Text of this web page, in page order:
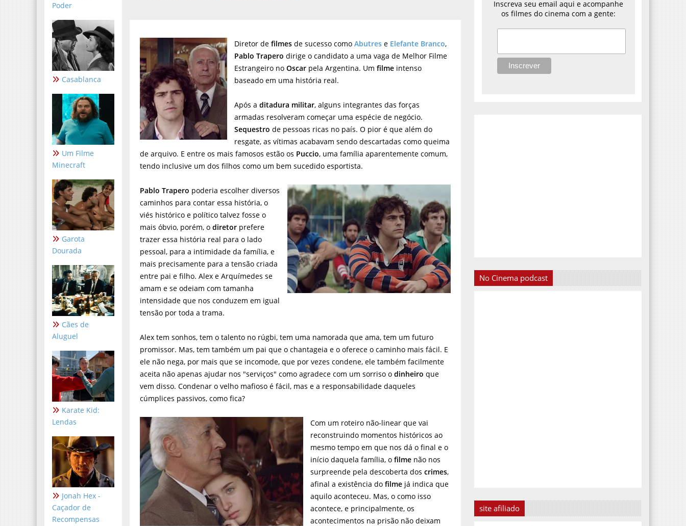
Poder
Casablanca
Um Filme
Minecraft
Garota
Dourada
Cães de
Aluguel
Karate Kid:
Lendas
Jonah Hex -
Caçador de
Recompensas
Diretor defilmes de sucesso comoAbutres e Elefante Branco,
Pablo Trapero dirige o candidato a uma vaga de Melhor Filme
Estrangeiro noOscar pela Argentina. Umfilme intenso
baseado em uma história real.
Após aditadura militar, alguns integrantes das forças
armadas resolveram começar uma espécie de negócio.
Sequestro de pessoas ricas no país. O pior é que além do
resgate, as vítimas acabavam sendo descartadas como queima
de arquivo. E entre os mais famosos estão os Puccio, uma família aparentemente comum,
tendo inclusive um dos filhos como um bem sucedido esportista.
Pablo Trapero poderia escolher diversos
caminhos para contar essa história, o
viés histórico e político talvez fosse o
mais óbvio, porém, odiretor prefere
trazer essa história real para o lado
pessoal, para a intimidade da família, e
mais precisamente para a tensão criada
entre pai e filho. Alex e Arquímedes se
amam e se odeiam com tamanha
intensidade que nos conduzem em igual
tensão por toda a trama.
Alex tem sonhos, tem o talento no rúgbi, tem uma namorada que ama, tem um futuro
promissor. Mas, tem também um pai que o chantageia e o oferece o caminho mais fácil. E
ele não nega, por mais que se incomode, que por vezes condene, ele também facilmente
aceita não apenas ajudar nos "serviços" como agradece com um sorriso odinheiro que
vem disso. Condenar o velho mafioso é fácil, mas e a responsabilidade daqueles
cúmplices passivos, como fica?
Com um roteiro não-linear que vai
reconstruindo momentos históricos ao
mesmo tempo em que nos dá o final e o
início daquela família, ofilme não nos
surpreende pela descoberta doscrimes,
afinal a existência dofilme já indica que
aquilo aconteceu. Mas, o como isso
acontece, e principalmente, os
acontecimentos na prisão não deixam
Inscreva seu email aqui e acompanhe
os filmes do cinema com a gente:
No Cinema podcast
site afiliado